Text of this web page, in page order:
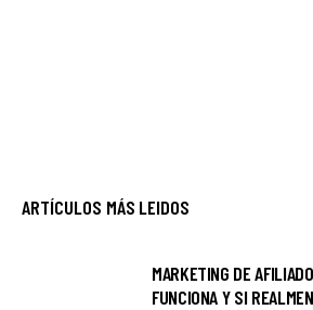
ARTÍCULOS MÁS LEIDOS
MARKETING DE
FUNCIONA Y SI